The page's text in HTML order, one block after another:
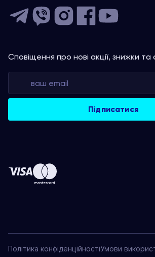
Сповіщення про нові акції, знижки та
Політика конфіденційностіУмови